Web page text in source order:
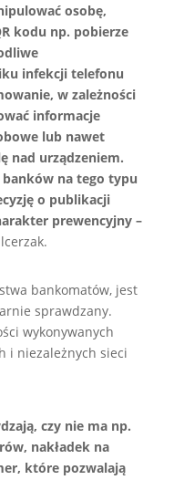
osobę,
kodu np. pobierze
infekcji telefonu
w zależności
informacje
lub nawet
nad urządzeniem.
na tego typu
o publikacji
prewencyjny –
bankomatów, jest
sprawdzany.
wykonywanych
i niezależnych sieci
czy nie ma np.
nakładek na
które pozwalają